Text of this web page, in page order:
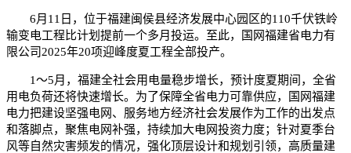
6月11日，位于福建闽侯县经济发展中心园区的110千伏铁岭
输变电工程比计划提前一个多月投运。至此，国网福建省电力有
限公司2025年20项迎峰度夏工程全部投产。
1～5月，福建全社会用电量稳步增长，预计度夏期间，全省
用电负荷还将快速增长。为了保障全省电力可靠供应，国网福建
电力把建设坚强电网、服务地方经济社会发展作为工作的出发点
和落脚点，聚焦电网补强，持续加大电网投资力度；针对夏季台
风等自然灾害频发的情况，强化顶层设计和规划引领，高质量建